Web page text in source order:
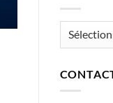
Archives